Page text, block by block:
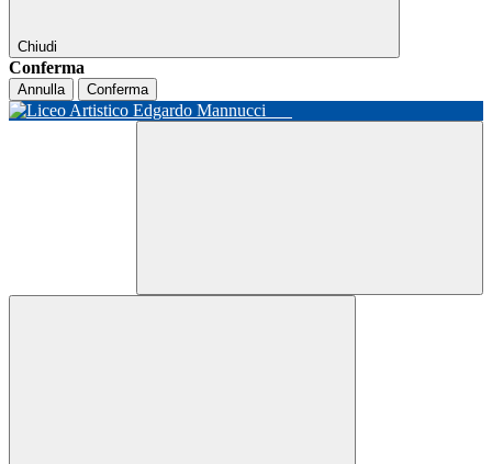
Chiudi
Conferma
Annulla Conferma